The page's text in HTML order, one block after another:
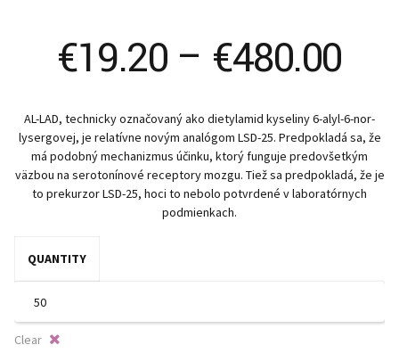
€19.20 – €480.00
AL-LAD, technicky označovaný ako dietylamid kyseliny 6-alyl-6-nor-
lysergovej, je relatívne novým analógom LSD-25. Predpokladá sa, že
má podobný mechanizmus účinku, ktorý funguje predovšetkým
väzbou na serotonínové receptory mozgu. Tiež sa predpokladá, že je
to prekurzor LSD-25, hoci to nebolo potvrdené v laboratórnych
podmienkach.
QUANTITY
Clear